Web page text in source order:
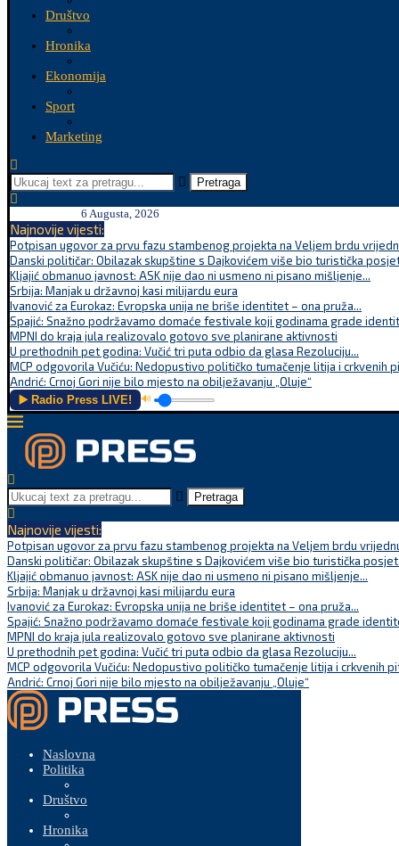
Društvo
Hronika
Ekonomija
Sport
Marketing
Pretraga
6 Augusta, 2026
Najnovije vijesti:
Potpisan ugovor za prvu fazu stambenog projekta na Veljem brdu
Danski političar: Obilazak skupštine s Dajkovićem više bio turistička
Kljajić obmanuo javnost: ASK nije dao ni usmeno ni pisano mišljenje...
Srbija: Manjak u državnoj kasi milijardu eura
Ivanović za Eurokaz: Evropska unija ne briše identitet – ona pruža...
Spajić: Snažno podržavamo domaće festivale koji godinama grade
MPNI do kraja jula realizovalo gotovo sve planirane aktivnosti
U prethodnih pet godina: Vučić tri puta odbio da glasa Rezoluciju...
MCP odgovorila Vučiću: Nedopustivo političko tumačenje litija i crkvenih
Andrić: Crnoj Gori nije bilo mjesto na obilježavanju „Oluje“
▶️ Radio Press LIVE! 🔊
Pretraga
Najnovije vijesti:
Potpisan ugovor za prvu fazu stambenog projekta na Veljem brdu
Danski političar: Obilazak skupštine s Dajkovićem više bio turistička
Kljajić obmanuo javnost: ASK nije dao ni usmeno ni pisano mišljenje...
Srbija: Manjak u državnoj kasi milijardu eura
Ivanović za Eurokaz: Evropska unija ne briše identitet – ona pruža...
Spajić: Snažno podržavamo domaće festivale koji godinama grade
MPNI do kraja jula realizovalo gotovo sve planirane aktivnosti
U prethodnih pet godina: Vučić tri puta odbio da glasa Rezoluciju...
MCP odgovorila Vučiću: Nedopustivo političko tumačenje litija i crkvenih
Andrić: Crnoj Gori nije bilo mjesto na obilježavanju „Oluje“
Naslovna
Politika
Društvo
Hronika